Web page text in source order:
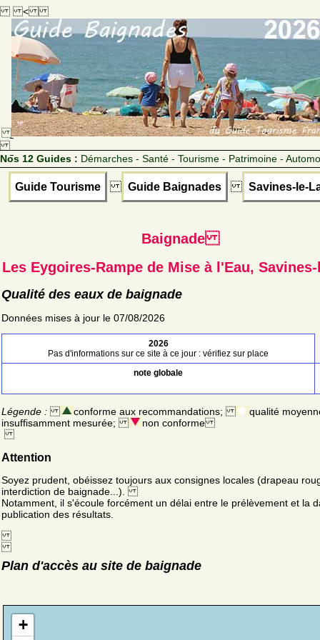
<
Nos 12 Guides : Démarches - Santé - Tourisme - Patrimoine -
Guide Tourisme Guide Baignades Savines-le-
Baignade
Les Eygoires-Rampe de Mise à l'Eau,
Qualité des eaux de baignade
Données mises à jour le 07/08/2026
2026
Pas d'informations sur ce site à ce jour : vérifiez sur place
note globale
Légende : conforme aux recommandations;
qualité
insuffisamment mesurée;
non conforme
Attention
Soyez prudent, obéissez toujours aux consignes locales (drapeau
interdiction de baignade...).
Notamment, il s'écoule forcément un délai entre le prélèvement et la
publication des résultats.
Plan d'accès au site de baignade
+